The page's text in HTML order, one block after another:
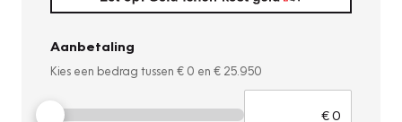
Aanbetaling
Kies een bedrag tussen € 0 en € 25.950